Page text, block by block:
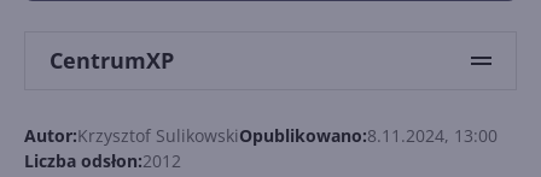
CentrumXP
Autor:Krzysztof SulikowskiOpublikowano:8.11.2024, 13:00
Liczba odsłon:2012